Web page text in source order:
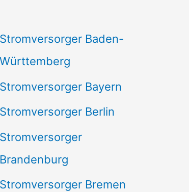
Stromversorger Baden-
Württemberg
Stromversorger Bayern
Stromversorger Berlin
Stromversorger
Brandenburg
Stromversorger Bremen